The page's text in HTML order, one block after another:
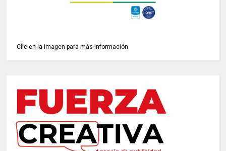
Clic en la imagen para más información